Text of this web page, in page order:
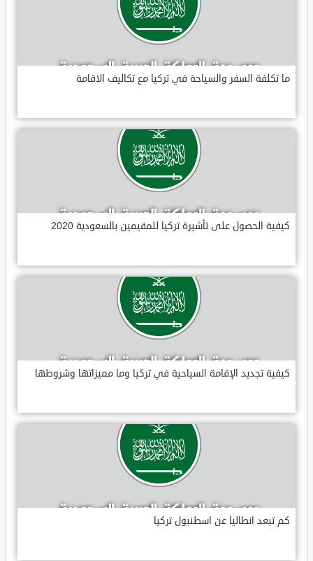
ما تكلفة السفر والسياحة في تركيا مع تكاليف الاقامة
كيفية الحصول على تأشيرة تركيا للمقيمين بالسعودية 2020
كيفية تجديد الإقامة السياحية في تركيا وما مميزاتها وشروطها
كم تبعد انطاليا عن اسطنبول تركيا